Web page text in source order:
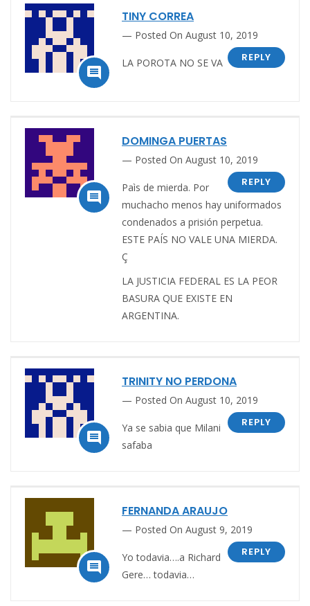

TINY CORREA
Posted On August 10, 2019
REPLY
LA POROTA NO SE VA

DOMINGA PUERTAS
Posted On August 10, 2019
REPLY
Paìs de mierda. Por
muchacho menos hay uniformados
condenados a prisión perpetua.
ESTE PAÍS NO VALE UNA MIERDA.
Ç
LA JUSTICIA FEDERAL ES LA PEOR
BASURA QUE EXISTE EN
ARGENTINA.

TRINITY NO PERDONA
Posted On August 10, 2019
REPLY
Ya se sabia que Milani
safaba

FERNANDA ARAUJO
Posted On August 9, 2019
REPLY
Yo todavia….a Richard
Gere… todavia…